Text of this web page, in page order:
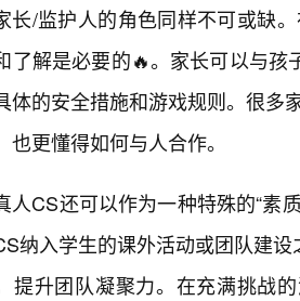
长/监护人的角色同样不可或缺
了解是必要的🔥。家长可以与
体的安全措施和游戏规则。很多
也更懂得如何与人合作。
人CS还可以作为一种特殊的“素
纳入学生的课外活动或团队建
提升团队凝聚力。在充满挑战